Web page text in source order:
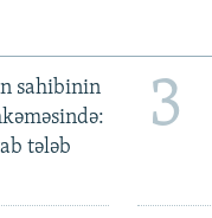
sahibinin
tələb
3